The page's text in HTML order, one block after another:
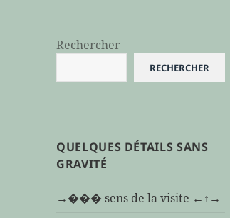
Rechercher
RECHERCHER
QUELQUES DÉTAILS SANS
GRAVITÉ
→��� sens de la visite ←↑→